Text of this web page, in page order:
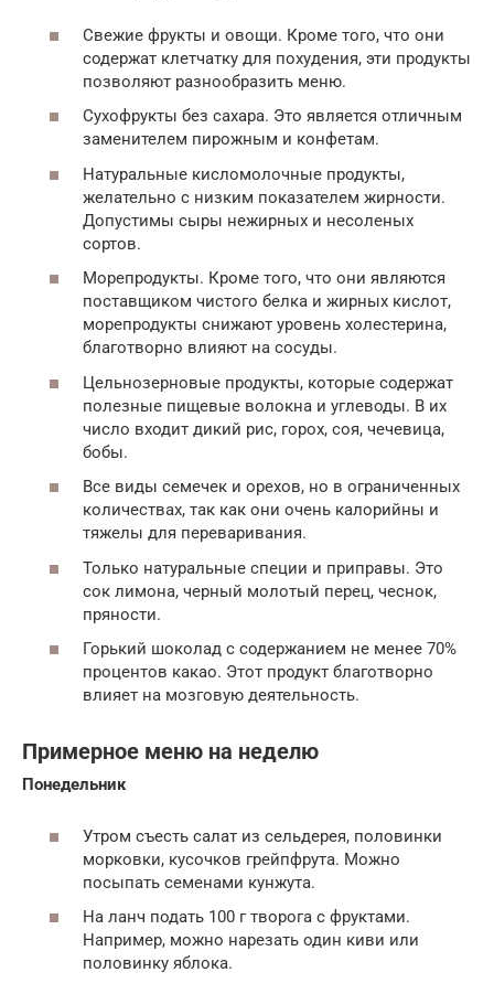
Свежие фрукты и овощи. Кроме того, что они
содержат клетчатку для похудения, эти продукты
позволяют разнообразить меню.
Сухофрукты без сахара. Это является отличным
заменителем пирожным и конфетам.
Натуральные кисломолочные продукты,
желательно с низким показателем жирности.
Допустимы сыры нежирных и несоленых
сортов.
Морепродукты. Кроме того, что они являются
поставщиком чистого белка и жирных кислот,
морепродукты снижают уровень холестерина,
благотворно влияют на сосуды.
Цельнозерновые продукты, которые содержат
полезные пищевые волокна и углеводы. В их
число входит дикий рис, горох, соя, чечевица,
бобы.
Все виды семечек и орехов, но в ограниченных
количествах, так как они очень калорийны и
тяжелы для переваривания.
Только натуральные специи и приправы. Это
сок лимона, черный молотый перец, чеснок,
пряности.
Горький шоколад с содержанием не менее 70%
процентов какао. Этот продукт благотворно
влияет на мозговую деятельность.
Примерное меню на неделю
Понедельник
Утром съесть салат из сельдерея, половинки
морковки, кусочков грейпфрута. Можно
посыпать семенами кунжута.
На ланч подать 100 г творога с фруктами.
Например, можно нарезать один киви или
половинку яблока.